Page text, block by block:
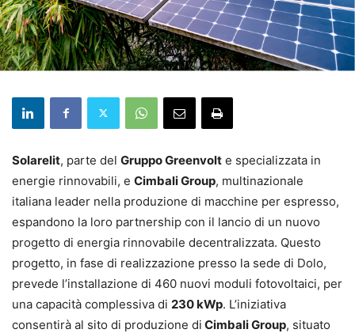
Solarelit, parte del Gruppo Greenvolt e specializzata in
energie rinnovabili, e Cimbali Group, multinazionale
italiana leader nella produzione di macchine per espresso,
espandono la loro partnership con il lancio di un nuovo
progetto di energia rinnovabile decentralizzata. Questo
progetto, in fase di realizzazione presso la sede di Dolo,
prevede l’installazione di 460 nuovi moduli fotovoltaici, per
una capacità complessiva di 230 kWp. L’iniziativa
consentirà al sito di produzione di Cimbali Group, situato